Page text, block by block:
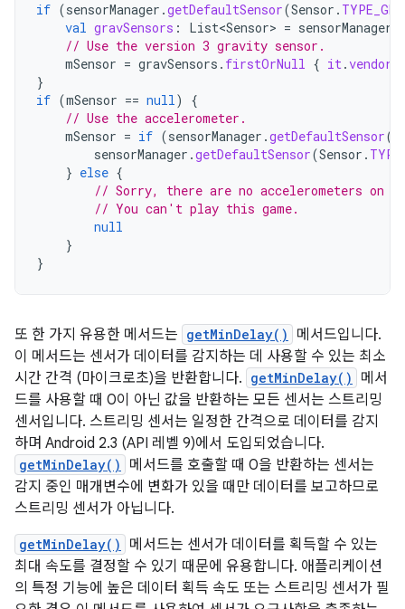
if (sensorManager .getDefaultSensor(Sensor .
val gravSensors : List<Sensor> = sensorManager
// Use the version 3 gravity sensor.
mSensor = gravSensors . firstOrNull { it.vendor
}
if (mSensor == null)
{
// Use the accelerometer.
mSensor = if (sensorManager .getDefaultSensor(
sensorManager .getDefaultSensor(Sensor .
} else {
// Sorry, there are no accelerometers on
// You can't play this game.
null
}
}
또 한 가지 유용한 메서드는 getMinDelay()
메서드입니다.
이 메서드는 센서가 데이터를 감지하는 데 사용할 수 있는 최소
시간 간격 (마이크로초)을 반환합니다. getMinDelay()
메서
드를 사용할 때 0이 아닌 값을 반환하는 모든 센서는 스트리밍
센서입니다. 스트리밍 센서는 일정한 간격으로 데이터를 감지
하며 Android 2.3 (API 레벨 9)에서 도입되었습니다.
getMinDelay()
메서드를 호출할 때 0을 반환하는 센서는
감지 중인 매개변수에 변화가 있을 때만 데이터를 보고하므로
스트리밍 센서가 아닙니다.
getMinDelay()
메서드는 센서가 데이터를 획득할 수 있는
최대 속도를 결정할 수 있기 때문에 유용합니다. 애플리케이션
의 특정 기능에 높은 데이터 획득 속도 또는 스트리밍 센서가 필